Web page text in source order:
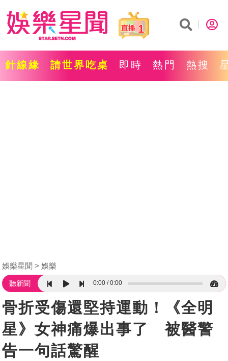
1
針線緣 請世界吃桌 即時 熱門 熱搜
娛樂星聞 娛樂
聽新聞 0:00 0:00
骨折受傷還堅持運動！《全明
星》女神痛爆出事了 被醫警
告一句話驚醒